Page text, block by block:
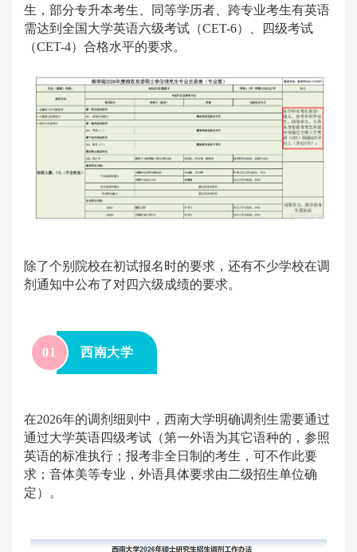
生，部分专升本考生、同等学历者、跨专业考生有英语
需达到全国大学英语六级考试（CET-6）、四级考试
（CET-4）合格水平的要求。
除了个别院校在初试报名时的要求，还有不少学校在调
剂通知中公布了对四六级成绩的要求。
01 西南大学
在2026年的调剂细则中，西南大学明确调剂生需要通过
通过大学英语四级考试（第一外语为其它语种的，参照
英语的标准执行；报考非全日制的考生，可不作此要
求；音体美等专业，外语具体要求由二级招生单位确
定）。